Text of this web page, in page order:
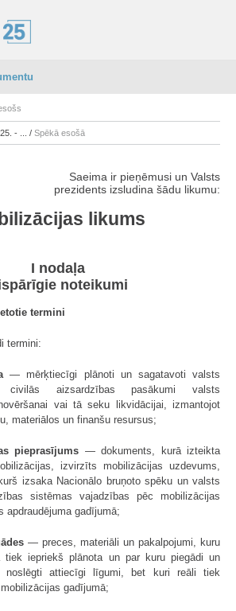
- ... / Spēkā esošā
Saeima ir pieņēmusi un Valsts
prezidents izsludina šādu likumu:
likums
I nodaļa
noteikumi
termini
termini:
— mērķtiecīgi plānoti un sagatavoti valsts
aizsardzības pasākumi valsts
vai tā seku likvidācijai, izmantojot
materiālos un finanšu resursus;
pieprasījums — dokuments, kurā izteikta
izvirzīts mobilizācijas uzdevums,
izsaka Nacionālo bruņoto spēku un valsts
sistēmas vajadzības pēc mobilizācijas
apdraudējuma gadījumā;
— preces, materiāli un pakalpojumi, kuru
tiek iepriekš plānota un par kuru piegādi un
noslēgti attiecīgi līgumi, bet kuri reāli tiek
gadījumā;